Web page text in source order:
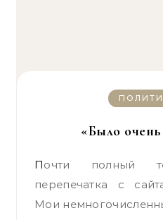
«Было
Почти полный текст интервью,
перепечатка с
Мои